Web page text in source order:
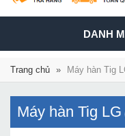
DANH
Trang chủ » Máy hàn Tig
Máy hàn Tig LG